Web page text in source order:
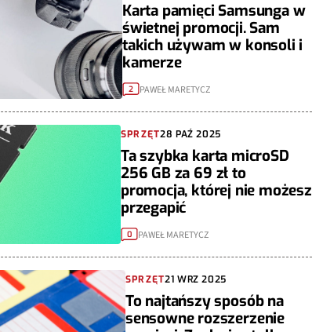
Karta pamięci Samsunga w
świetnej promocji. Sam
takich używam w konsoli i
kamerze
2 PAWEŁ MARETYCZ
SPRZĘT28 PAŹ 2025
Ta szybka karta microSD
256 GB za 69 zł to
promocja, której nie możesz
przegapić
0 PAWEŁ MARETYCZ
SPRZĘT21 WRZ 2025
To najtańszy sposób na
sensowne rozszerzenie